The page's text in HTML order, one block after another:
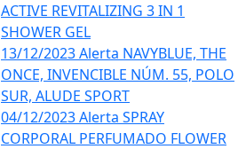
ACTIVE REVITALIZING 3 IN 1
SHOWER GEL
13/12/2023 Alerta NAVYBLUE, THE
ONCE, INVENCIBLE NÚM. 55, POLO
SUR, ALUDE SPORT
04/12/2023 Alerta SPRAY
CORPORAL PERFUMADO FLOWER